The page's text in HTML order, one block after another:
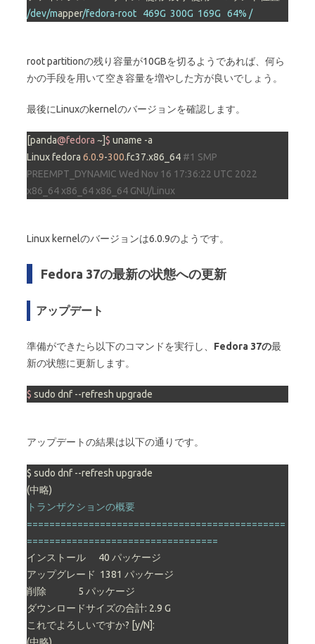
/dev/mapper/fedora-root   469G  300G  169G   64% /
root partitionの残り容量が10GBを切るようであれば、何ら
かの手段を用いて空き容量を増やした方が良いでしょう。
最後にLinuxのkernelのバージョンを確認します。
[panda@fedora ~]$ uname -a
Linux fedora 6.0.9-300.fc37.x86_64 #1 SMP
PREEMPT_DYNAMIC Wed Nov 16 17:36:22 UTC 2022
x86_64 x86_64 x86_64 GNU/Linux
Linux kernelのバージョンは6.0.9のようです。
Fedora 37の最新の状態への更新
アップデート
準備ができたら以下のコマンドを実行し、 Fedora 37の最
新の状態に更新します。
$ sudo dnf --refresh upgrade
アップデートの結果は以下の通りです。
$ sudo dnf --refresh upgrade
トランザクションの概要
==============================================
==================================
インストール      40 パッケージ
アップグレード  1381 パッケージ
削除               5 パッケージ
ダウンロードサイズの合計: 2.9 G
これでよろしいですか? [y/N]: